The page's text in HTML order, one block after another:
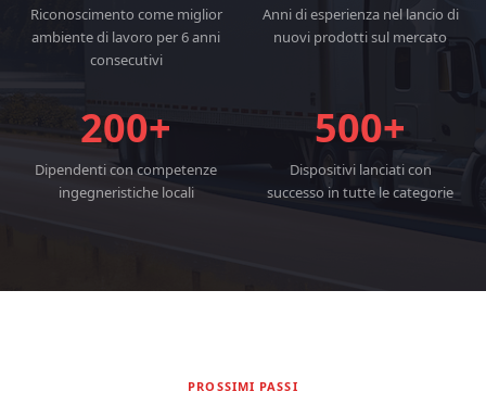
Riconoscimento come miglior
ambiente di lavoro per 6 anni
consecutivi
Anni di esperienza nel lancio di
nuovi prodotti sul mercato
200+
Dipendenti con competenze
ingegneristiche locali
500+
Dispositivi lanciati con
successo in tutte le categorie
PROSSIMI PASSI